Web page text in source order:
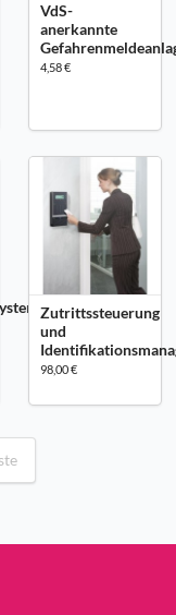
VdS-
anerkannte
4,58 €
Zutrittssteuerung
und
98,00 €